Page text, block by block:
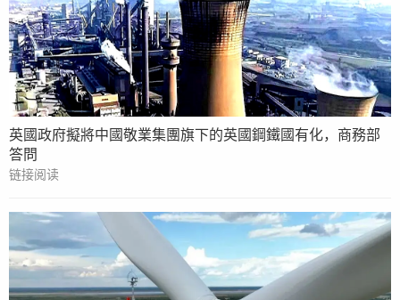
英國政府擬將中國敬業集團旗下的英國鋼鐵國有化，商務部
答問
链接阅读